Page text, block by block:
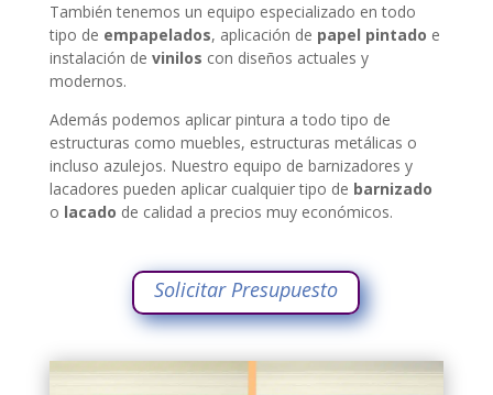
También tenemos un equipo especializado en todo
tipo de empapelados, aplicación de papel pintado e
instalación de vinilos con diseños actuales y
modernos.
Además podemos aplicar pintura a todo tipo de
estructuras como muebles, estructuras metálicas o
incluso azulejos. Nuestro equipo de barnizadores y
lacadores pueden aplicar cualquier tipo de barnizado
o lacado de calidad a precios muy económicos.
Solicitar Presupuesto